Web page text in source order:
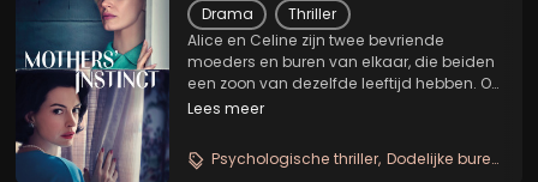
Drama
Thriller
Alice en Celine zijn twee bevriende
moeders en buren van elkaar, die beiden
een zoon van dezelfde leeftijd hebben. Op
een dag vindt er echter een tragisch
en paranoia die ontstaan als gevolg van
het ongeval...
Lees meer
Psychologische thriller Dodelijke burenrivaliteit